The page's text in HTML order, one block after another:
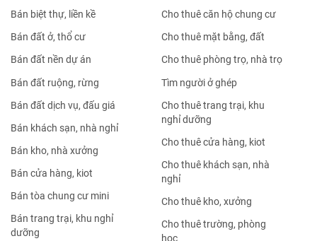
Bán biệt thự, liền kề
Bán đất ở, thổ cư
Bán đất nền dự án
Bán đất ruộng, rừng
Bán đất dịch vụ, đấu giá
Bán khách sạn, nhà nghỉ
Bán kho, nhà xưởng
Bán cửa hàng, kiot
Bán tòa chung cư mini
Bán trang trại, khu nghỉ
dưỡng
Cho thuê căn hộ chung cư
Cho thuê mặt bằng, đất
Cho thuê phòng trọ, nhà trọ
Tìm người ở ghép
Cho thuê trang trại, khu
nghỉ dưỡng
Cho thuê cửa hàng, kiot
Cho thuê khách sạn, nhà
nghỉ
Cho thuê kho, xưởng
Cho thuê trường, phòng
học